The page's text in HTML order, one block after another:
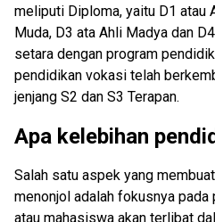
meliputi Diploma, yaitu D1 atau
Muda, D3 ata Ahli Madya dan
setara dengan program
pendidikan vokasi telah
jenjang S2 dan S3 Terapan.
Apa kelebihan
Salah satu aspek yang
menonjol adalah fokusnya
atau mahasiswa akan terlibat